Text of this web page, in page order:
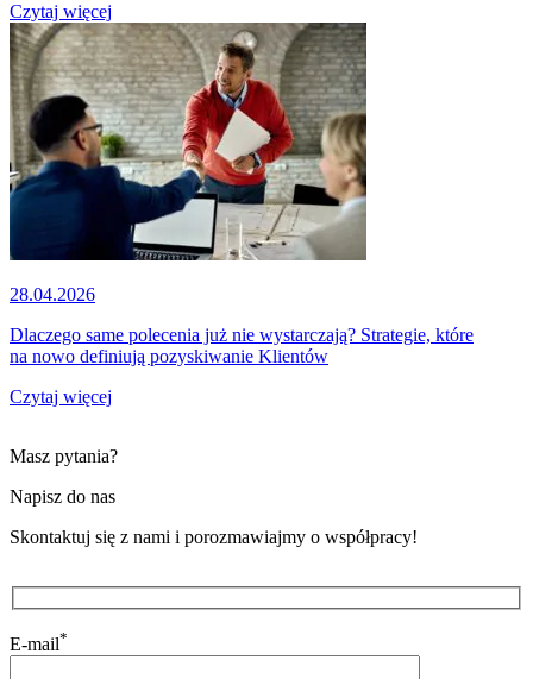
Czytaj więcej
28.04.2026
Dlaczego same polecenia już nie wystarczają? Strategie, które
na nowo definiują pozyskiwanie Klientów
Czytaj więcej
Masz pytania?
Napisz do nas
Skontaktuj się z nami i porozmawiajmy o współpracy!
E-mail*